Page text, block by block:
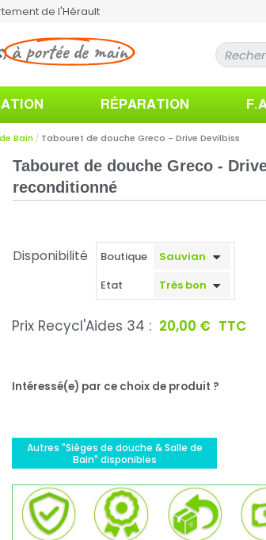
de l'Hérault
à portée de main
RÉPARATION
Bain Tabouret de douche Greco - Drive Devilbiss
Tabouret de douche Greco -
reconditionné
Disponibilité
Boutique
Etat
Prix Recycl'Aides 34 : 20,00 € TTC
Intéressé(e) par ce choix de produit ?
Autres "Sièges de douche & Salle de
Bain" disponibles